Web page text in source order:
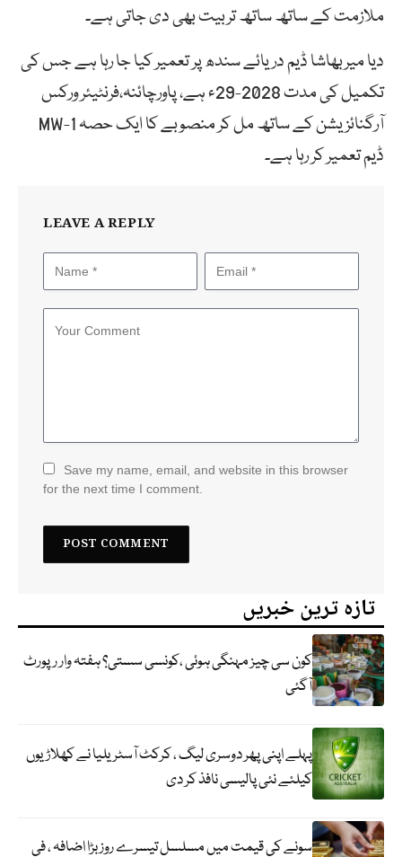
ملازمت کے ساتھ ساتھ تربیت بھی دی جاتی ہے۔
دیا میربھاشا ڈیم دریائے سندھ پر تعمیر کیا جا رہا ہے جس کی
تکمیل کی مدت 2028-29ء ہے، پاورچائنہ،فرنٹیئر ورکس
آرگنائزیشن کے ساتھ مل کر منصوبے کا ایک حصہ MW-1
ڈیم تعمیر کر رہا ہے۔
LEAVE A REPLY
Save my name, email, and website in this browser
for the next time I comment.
تازہ ترین خبریں
کون سی چیز مہنگی ہوئی ،کونسی سستی؟ ہفتہ وار رپورٹ
آگئی
پہلے اپنی پھر دوسری لیگ ، کرکٹ آسٹریلیا نے کھلاڑیوں
کیلئے نئی پالیسی نافذ کر دی
سونے کی قیمت میں مسلسل تیسرے روز بڑا اضافہ ، فی